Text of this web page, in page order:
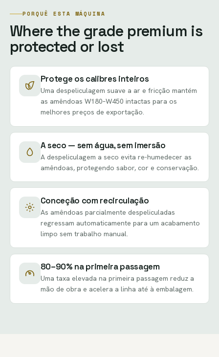
PORQUÊ ESTA MÁQUINA
Where the grade premium is
protected or lost
Protege os calibres inteiros
Uma despeliculagem suave a ar e fricção mantém
as amêndoas W180–W450 intactas para os
melhores preços de exportação.
A seco — sem água, sem imersão
A despeliculagem a seco evita re-humedecer as
amêndoas, protegendo sabor, cor e conservação.
Conceção com recirculação
As amêndoas parcialmente despeliculadas
regressam automaticamente para um acabamento
limpo sem trabalho manual.
80–90% na primeira passagem
Uma taxa elevada na primeira passagem reduz a
mão de obra e acelera a linha até à embalagem.